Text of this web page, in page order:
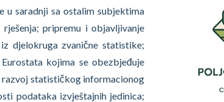
u saradnji sa ostalim subjektima
pripremu i objavljivanje
djelokruga zvanične statistike;
kojima se obezbjeđuje
razvoj statističkog informacionog
podataka izvještajnih jedinica;